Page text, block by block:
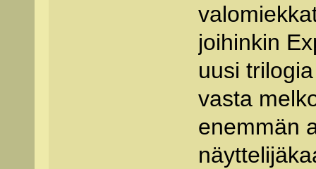
joihinkin
uusi
vasta
enemmän